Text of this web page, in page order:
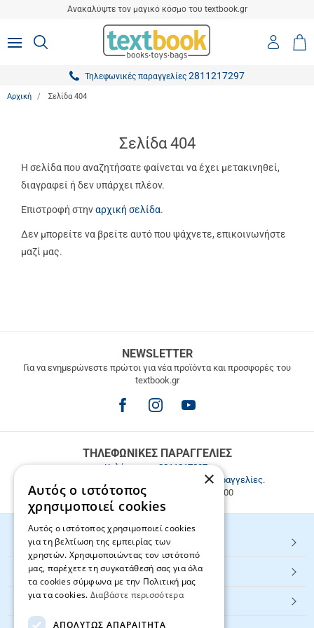
Ανακαλύψτε τον μαγικό κόσμο του textbook.gr
MENUΑΝΑΖΗΤΗΣΗ
Τηλεφωνικές παραγγελίες 2811217297
Αρχική Σελίδα 404
Σελίδα 404
Η σελίδα που αναζητήσατε φαίνεται να έχει μετακινηθεί,
διαγραφεί ή δεν υπάρχει πλέον.
Επιστροφή στηναρχική σελίδα.
Δεν μπορείτε να βρείτε αυτό που ψάχνετε, επικοινωνήστε
μαζί μας.
ΜΕΤΑΦΟΡΙΚΑ
άνω
NEWSLETTER
Για να ενημερώνεστε πρώτοι για νέα προϊόντα και προσφορές του
textbook.gr
ΤΗΛΕΦΩΝΙΚΕΣ ΠΑΡΑΓΓΕΛΙΕΣ
Καλέστε μας2811217297.
Εξυπηρέτηση πελατών & τηλεφωνικές παραγγελίες.
Δευ. - Παρ. 9:00-17:00, Σάβ. 9:00-15:00
HOT ΚΑΤΗΓΟΡΙΕΣ
ΕΞΥΠΗΡΕΤΗΣΗ ΠΕΛΑΤΩΝ
Textbook.gr
×
Αυτός ο ιστότοπος
χρησιμοποιεί cookies
Αυτός ο ιστότοπος χρησιμοποιεί cookies
για τη βελτίωση της εμπειρίας των
χρηστών. Χρησιμοποιώντας τον ιστότοπό
μας, παρέχετε τη συγκατάθεσή σας για όλα
τα cookies σύμφωνα με την Πολιτική μας
για τα cookies. Διαβάστε περισσότερα
ΑΠΟΛΎΤΩΣ ΑΠΑΡΑΊΤΗΤΑ